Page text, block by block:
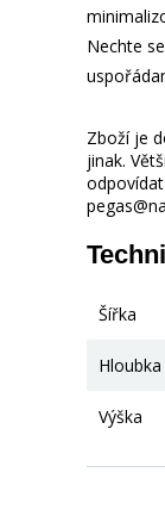
Nechte
Zboží je
jinak.
Šířka
Hloubka
Výška